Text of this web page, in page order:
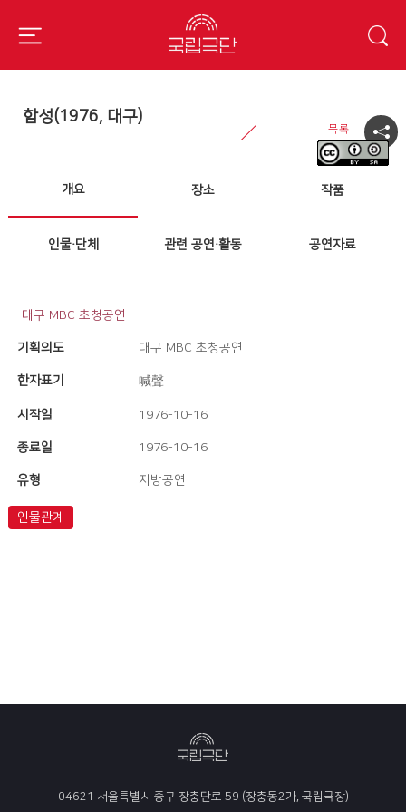
함성(1976, 대구)
개요 장소 작품
인물·단체 관련 공연·활동 공연자료
대구 MBC 초청공연
기획의도 대구 MBC 초청공연
한자표기 喊聲
시작일 1976-10-16
종료일 1976-10-16
유형 지방공연
인물관계
04621 서울특별시 중구 장충단로 59 (장충동2가, 국립극장)